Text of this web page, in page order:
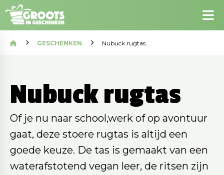
GESCHENKEN Nubuck rugtas
Nubuck rugtas
Of je nu naar school,werk of op avontuur
gaat, deze stoere rugtas is altijd een
goede keuze. De tas is gemaakt van een
waterafstotend vegan leer, de ritsen zijn